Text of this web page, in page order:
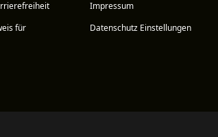
für
Impressum
Datenschutz Einstellungen